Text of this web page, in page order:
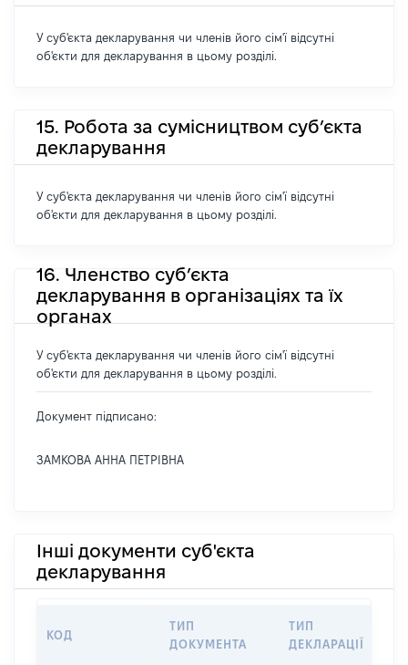
У суб'єкта декларування чи членів його сім'ї відсутні
об'єкти для декларування в цьому розділі.
15. Робота за сумісництвом суб’єкта
декларування
У суб'єкта декларування чи членів його сім'ї відсутні
об'єкти для декларування в цьому розділі.
16. Членство суб’єкта
декларування в організаціях та їх
органах
У суб'єкта декларування чи членів його сім'ї відсутні
об'єкти для декларування в цьому розділі.
Документ підписано:
ЗАМКОВА АННА ПЕТРІВНА
Інші документи суб'єкта
декларування
КОД
ТИП
ДОКУМЕНТА
ТИП
ДЕКЛАРАЦІЇ